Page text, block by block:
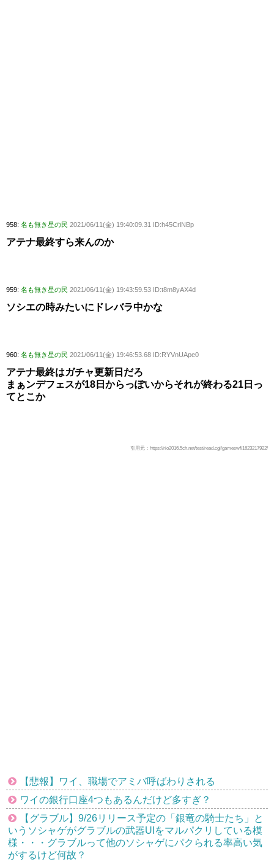
958: 名も無き星の民 2021/06/11(金) 19:40:09.31 ID:h45CrlNBp
アテナ最終すら来んのか
959: 名も無き星の民 2021/06/11(金) 19:43:59.53 ID:t8m8yAX4d
ソシエの時みたいにドレバラ中かな
960: 名も無き星の民 2021/06/11(金) 19:46:53.68 ID:RYVnUApe0
アテナ最終はガチャ更新日だろ
まぁンデフェスが18日からっぽいからそれが終わる21日っ
てとこか
引用元：https://rio2016.5ch.net/test/read.cgi/gameswf/1623217922/
【悲報】ワイ、職場でアミバ呼ばわりされる
ワイの銀行口座4つもあるんだけど多すぎ？
【グラブル】9/26リリース予定の「銀竜の騎士たち」と
いうソシャゲがグラブルの武器UIをマルパクリしている模
様・・・グラブルって他のソシャゲにパクられる率高い気
がするけど何故？